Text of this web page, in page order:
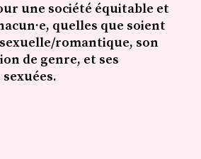
une société équitable et
quelles que soient
romantique, son
de genre, et ses